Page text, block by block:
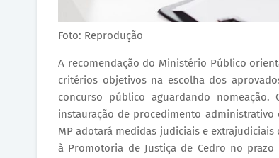
Foto: Reprodução
A recomendação do Ministério Público
critérios objetivos na escolha dos
concurso público aguardando
instauração de procedimento administrativo
MP adotará medidas judiciais e
à Promotoria de Justiça de Cedro no